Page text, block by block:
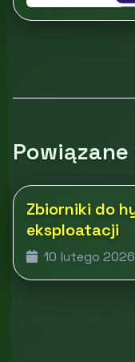
Zbiorniki do
eksploatacji
10 lutego 2026